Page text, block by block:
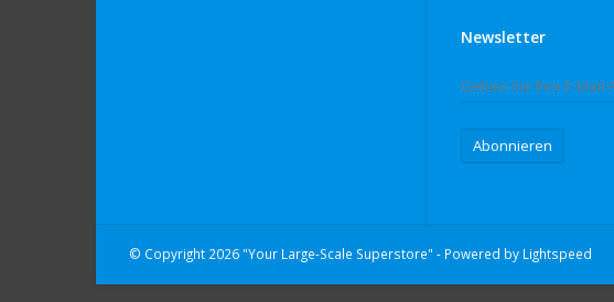
Newsletter
Abonnieren
© Copyright 2026 "Your Large-Scale Superstore" - Powered by Lightspeed